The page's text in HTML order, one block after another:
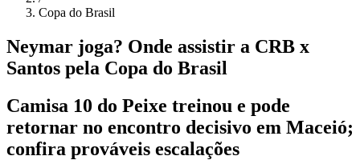
Copa do Brasil
Neymar joga? Onde assistir a CRB x
Santos pela Copa do Brasil
Camisa 10 do Peixe treinou e pode
retornar no encontro decisivo em Maceió;
confira prováveis escalações